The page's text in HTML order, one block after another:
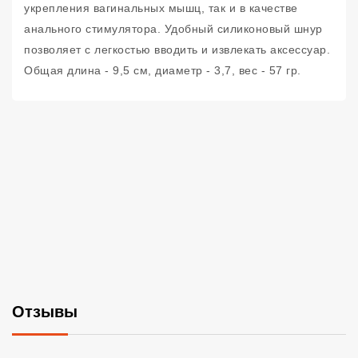
укрепления вагинальных мышц, так и в качестве
анального стимулятора. Удобный силиконовый шнур
позволяет с легкостью вводить и извлекать аксессуар.
Общая длина - 9,5 см, диаметр - 3,7, вес - 57 гр.
Отзывы